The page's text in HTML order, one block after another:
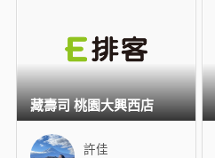
許佳
藏壽司 桃園大興西店